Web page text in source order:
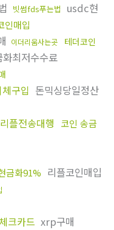
빗썸fds푸는법
usdc현
인매입
이더리움사는곳
테더코인
화최저수수료
구입 돈믹싱당일정산
리플전송대행
코인 송금
금화91% 리플코인매입
크카드 xrp구매